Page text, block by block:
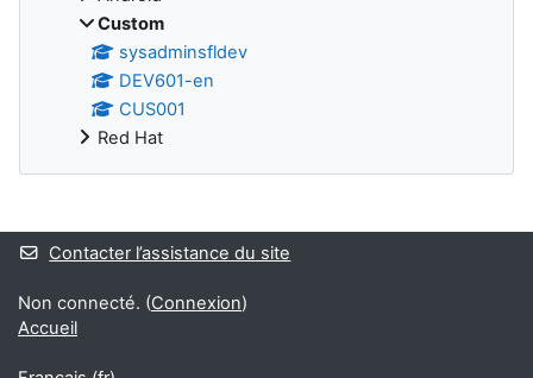
Custom
sysadminsfldev
DEV601-en
CUS001
Red Hat
Blocs supplémentaires
Contacter l’assistance du site
Non connecté. (Connexion)
Accueil